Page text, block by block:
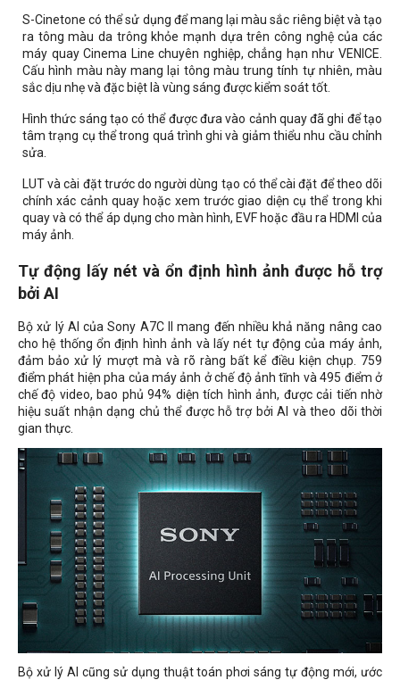
S-Cinetone có thể sử dụng để mang lại màu sắc riêng biệt và tạo
ra tông màu da trông khỏe mạnh dựa trên công nghệ của các
máy quay Cinema Line chuyên nghiệp, chẳng hạn như VENICE.
Cấu hình màu này mang lại tông màu trung tính tự nhiên, màu
sắc dịu nhẹ và đặc biệt là vùng sáng được kiểm soát tốt.
Hình thức sáng tạo có thể được đưa vào cảnh quay đã ghi để tạo
tâm trạng cụ thể trong quá trình ghi và giảm thiểu nhu cầu chỉnh
sửa.
LUT và cài đặt trước do người dùng tạo có thể cài đặt để theo dõi
chính xác cảnh quay hoặc xem trước giao diện cụ thể trong khi
quay và có thể áp dụng cho màn hình, EVF hoặc đầu ra HDMI của
máy ảnh.
Tự động lấy nét và ổn định hình ảnh được hỗ trợ
bởi AI
Bộ xử lý AI của Sony A7C II mang đến nhiều khả năng nâng cao
cho hệ thống ổn định hình ảnh và lấy nét tự động của máy ảnh,
đảm bảo xử lý mượt mà và rõ ràng bất kể điều kiện chụp. 759
điểm phát hiện pha của máy ảnh ở chế độ ảnh tĩnh và 495 điểm ở
chế độ video, bao phủ 94% diện tích hình ảnh, được cải tiến nhờ
hiệu suất nhận dạng chủ thể được hỗ trợ bởi AI và theo dõi thời
gian thực.
Bộ xử lý AI cũng sử dụng thuật toán phơi sáng tự động mới, ước